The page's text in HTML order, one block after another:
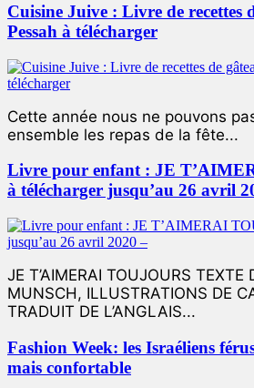
Cuisine Juive : Livre de recettes
Pessah à télécharger
Cette année nous ne pouvons
ensemble les repas de la fête...
Livre pour enfant : JE
à télécharger jusqu’au 26 avril
JE T’AIMERAI TOUJOURS TEXTE
MUNSCH, ILLUSTRATIONS DE
TRADUIT DE L’ANGLAIS...
Fashion Week: les Israéliens
mais confortable